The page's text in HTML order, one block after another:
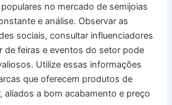
no mercado de semijoias
e análise. Observar as
sociais, consultar influenciadores
de feiras e eventos do setor pode
Utilize essas informações
que oferecem produtos de
aliados a bom acabamento e preço